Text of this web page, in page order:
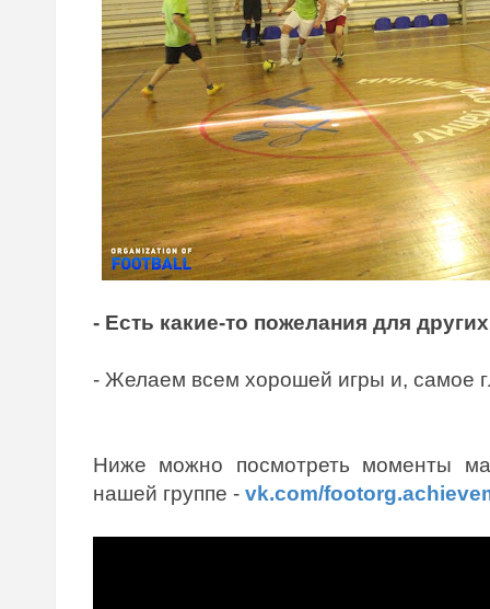
- Есть какие-то пожелания для
- Желаем всем хорошей игры и, самое
Ниже можно посмотреть моменты
нашей группе - vk.com/